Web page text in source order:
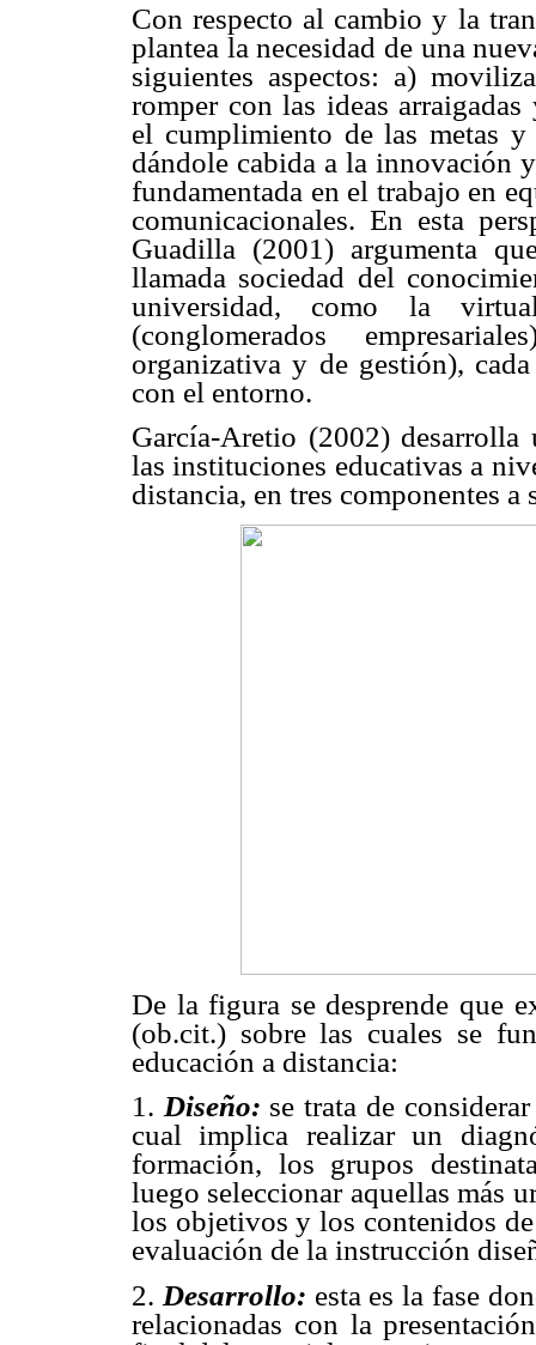
Con respecto al cambio y la
plantea la necesidad de una
siguientes aspectos: a)
romper con las ideas
el cumplimiento de las metas
dándole cabida a la innovación
fundamentada en el trabajo en
comunicacionales. En esta
Guadilla (2001) argumenta
llamada sociedad del
universidad, como la
(conglomerados
organizativa y de gestión),
con el entorno.
García-Aretio (2002)
las instituciones educativas a
distancia, en tres componentes a
De la figura se desprende que
(ob.cit.) sobre las cuales se
educación a distancia:
1.Diseño: se trata de
cual implica realizar un
formación, los grupos
luego seleccionar aquellas más
los objetivos y los contenidos
evaluación de la instrucción
2. Desarrollo: esta es la fase
relacionadas con la